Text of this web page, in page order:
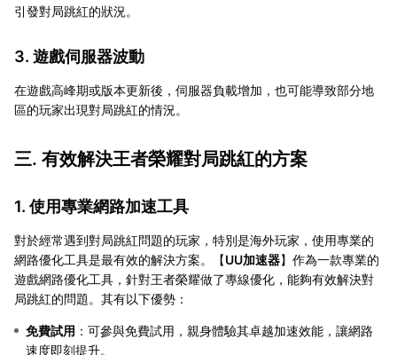
引發對局跳紅的狀況。
3. 遊戲伺服器波動
在遊戲高峰期或版本更新後，伺服器負載增加，也可能導致部分地
區的玩家出現對局跳紅的情況。
三. 有效解決王者榮耀對局跳紅的方案
1. 使用專業網路加速工具
對於經常遇到對局跳紅問題的玩家，特別是海外玩家，使用專業的
網路優化工具是最有效的解決方案。【UU加速器】作為一款專業的
遊戲網路優化工具，針對王者榮耀做了專線優化，能夠有效解決對
局跳紅的問題。其有以下優勢：
免費試用 ：可參與免費試用，親身體驗其卓越加速效能，讓網路
速度即刻提升。